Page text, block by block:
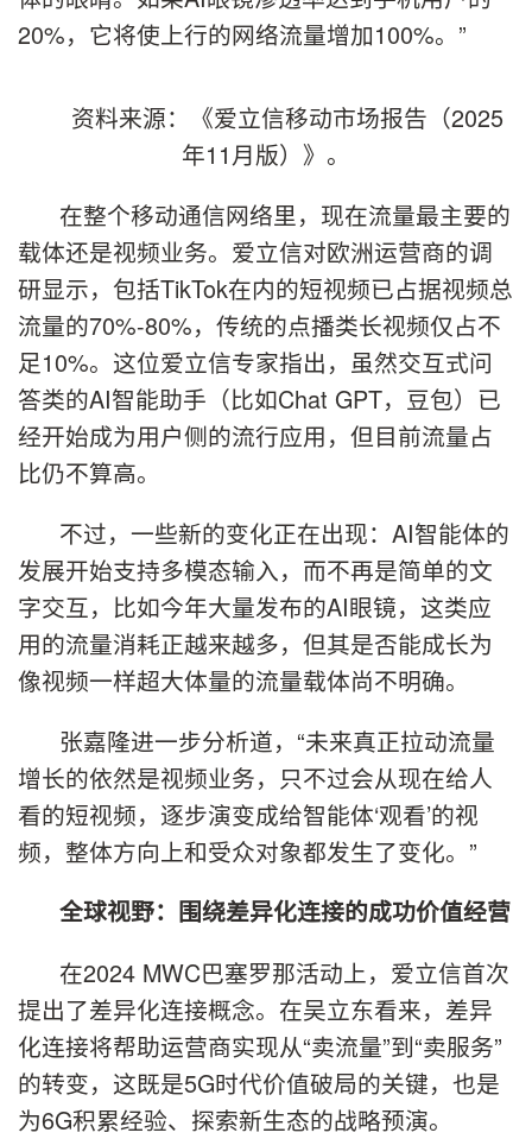
20%，它将使上行的网络流量增加100%。”
资料来源：《爱立信移动市场报告（2025
年11月版）》。
在整个移动通信网络里，现在流量最主要的
载体还是视频业务。爱立信对欧洲运营商的调
研显示，包括TikTok在内的短视频已占据视频总
流量的70%-80%，传统的点播类长视频仅占不
足10%。这位爱立信专家指出，虽然交互式问
答类的AI智能助手（比如Chat GPT，豆包）已
经开始成为用户侧的流行应用，但目前流量占
比仍不算高。
不过，一些新的变化正在出现：AI智能体的
发展开始支持多模态输入，而不再是简单的文
字交互，比如今年大量发布的AI眼镜，这类应
用的流量消耗正越来越多，但其是否能成长为
像视频一样超大体量的流量载体尚不明确。
张嘉隆进一步分析道，“未来真正拉动流量
增长的依然是视频业务，只不过会从现在给人
看的短视频，逐步演变成给智能体‘观看’的视
频，整体方向上和受众对象都发生了变化。”
全球视野：围绕差异化连接的成功价值经营
在2024 MWC巴塞罗那活动上，爱立信首次
提出了差异化连接概念。在吴立东看来，差异
化连接将帮助运营商实现从“卖流量”到“卖服务”
的转变，这既是5G时代价值破局的关键，也是
为6G积累经验、探索新生态的战略预演。